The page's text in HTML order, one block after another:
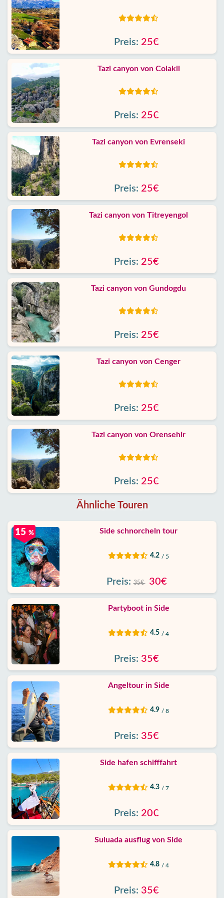
Preis: 25€
Tazi canyon von Colakli
Preis: 25€
Tazi canyon von Evrenseki
Preis: 25€
Tazi canyon von Titreyengol
Preis: 25€
Tazi canyon von Gundogdu
Preis: 25€
Tazi canyon von Cenger
Preis: 25€
Tazi canyon von Orensehir
Preis: 25€
Ähnliche Touren
15 % Side schnorcheln tour
4.2 / 5
Preis: 35€ 30€
Partyboot in Side
4.5 / 4
Preis: 35€
Angeltour in Side
4.9 / 8
Preis: 35€
Side hafen schifffahrt
4.3 / 7
Preis: 20€
Suluada ausflug von Side
4.8 / 4
Preis: 35€